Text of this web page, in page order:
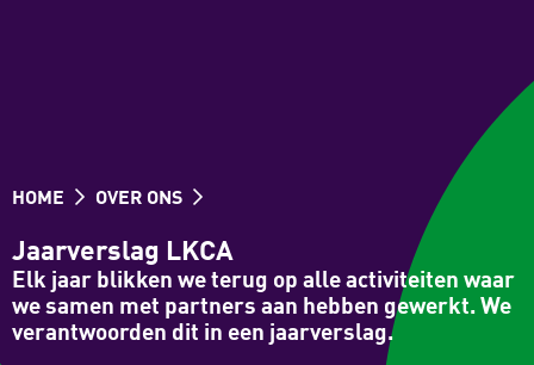
HOME OVER ONS
Jaarverslag LKCA
Elk jaar blikken we terug op alle activiteiten waar
we samen met partners aan hebben gewerkt. We
verantwoorden dit in een jaarverslag.